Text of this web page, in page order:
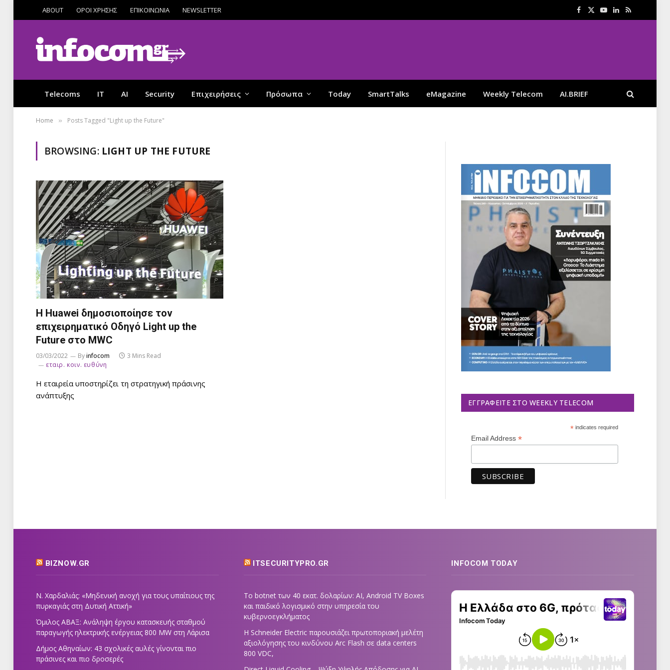
ABOUT ΟΡΟΙ ΧΡΗΣΗΣ ΕΠΙΚΟΙΝΩΝΙΑ NEWSLETTER Facebook
X
YouTube
LinkedIn
RSS
Telecoms IT AI Security Επιχειρήσεις Πρόσωπα Today SmartTalks eMagazine Weekly Telecom AI.BRIEF
Home » Posts Tagged "Light up the Future"
BROWSING: LIGHT UP THE FUTURE
Η Huawei δημοσιοποίησε τον
επιχειρηματικό Οδηγό Light up the
Future στο MWC
03/03/2022 Byinfocom
3 Mins Read
εταιρ. κοιν. ευθύνη
Η εταιρεία υποστηρίζει τη στρατηγική πράσινης
ανάπτυξης
ΕΓΓΡΑΦΕΊΤΕ ΣΤΟ WEEKLY TELECOM
*indicates required
Email Address *
BIZNOW.GR
Ν. Χαρδαλιάς: «Μηδενική ανοχή για τους υπαίτιους της
πυρκαγιάς στη Δυτική Αττική»
Όμιλος ΑΒΑΞ: Ανάληψη έργου κατασκευής σταθμού
παραγωγής ηλεκτρικής ενέργειας 800 ΜW στη Λάρισα
Δήμος Αθηναίων: 43 σχολικές αυλές γίνονται πιο
πράσινες και πιο δροσερές
ITSECURITYPRO.GR
Το botnet των 40 εκατ. δολαρίων: AI, Android TV Boxes
και παιδικό λογισμικό στην υπηρεσία του
κυβερνοεγκλήματος
Η Schneider Electric παρουσιάζει πρωτοποριακή μελέτη
αξιολόγησης του κινδύνου Arc Flash σε data centers
800 VDC,
INFOCOM TODAY